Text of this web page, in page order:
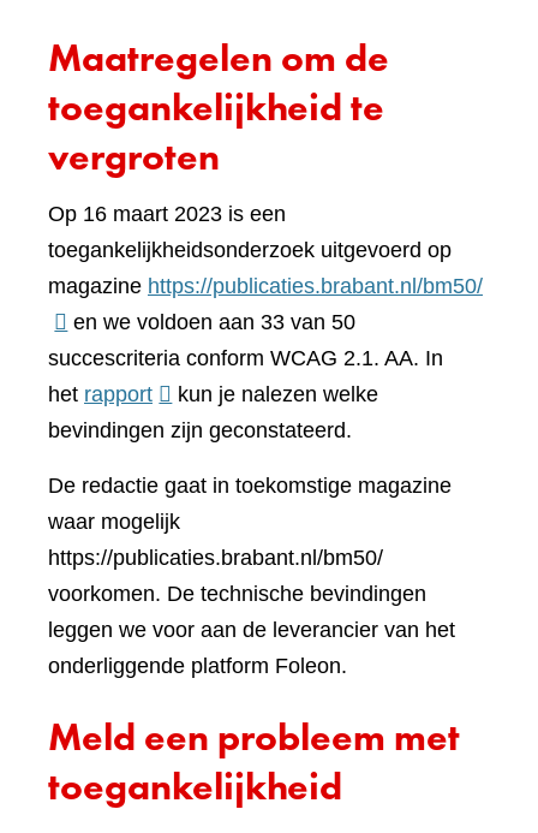
Maatregelen om de
toegankelijkheid te
vergroten
Op 16 maart 2023 is een
toegankelijkheidsonderzoek uitgevoerd op
magazine https://publicaties.brabant.nl/bm50/
en we voldoen aan 33 van 50
succescriteria conform WCAG 2.1. AA. In
het rapport(verwijst
naar
andere
website)
kun je nalezen welke
bevindingen zijn geconstateerd.
De redactie gaat in toekomstige magazine
waar mogelijk
https://publicaties.brabant.nl/bm50/
voorkomen. De technische bevindingen
leggen we voor aan de leverancier van het
onderliggende platform Foleon.
Meld een probleem met
toegankelijkheid